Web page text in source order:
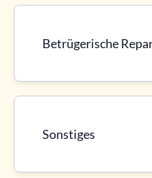
Betrügerische
Sonstiges